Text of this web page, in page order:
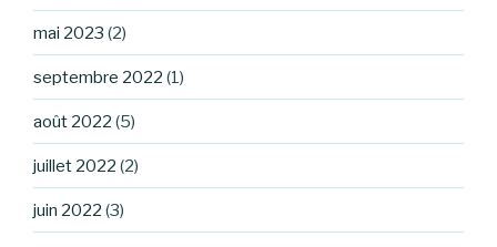
mai 2023 (2)
septembre 2022 (1)
août 2022 (5)
juillet 2022 (2)
juin 2022 (3)